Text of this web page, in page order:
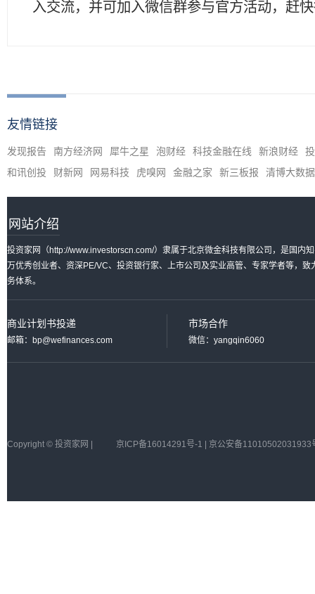
入交流，并可加入微信群参与官方活动，赶
友情链接
发现报告 南方经济网 犀牛之星 泡财经 科技金融在线 新浪财经
和讯创投
财新网 网易科技 虎嗅网 金融之家 新三板报 清博大数据
网站介绍
投资家网（http://www.investorscn.com/）隶属于北京微金科技有限公司，是国内
万优秀创业者、资深PE/VC、投资银行家、上市公司及实业高管、专家学者等，
务体系。
商业计划书投递
邮箱：bp@wefinances.com
市场合作
微信：yangqin6060
Copyright © 投资家网 | 京ICP备16014291号-1 | 京公安备11010502031933